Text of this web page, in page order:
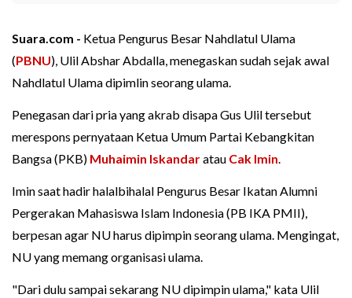
Suara.com - Ketua Pengurus Besar Nahdlatul Ulama
(PBNU), Ulil Abshar Abdalla, menegaskan sudah sejak awal
Nahdlatul Ulama dipimlin seorang ulama.
Penegasan dari pria yang akrab disapa Gus Ulil tersebut
merespons pernyataan Ketua Umum Partai Kebangkitan
Bangsa (PKB) Muhaimin Iskandaratau Cak Imin.
Imin saat hadir halalbihalal Pengurus Besar Ikatan Alumni
Pergerakan Mahasiswa Islam Indonesia (PB IKA PMII),
berpesan agar NU harus dipimpin seorang ulama. Mengingat,
NU yang memang organisasi ulama.
"Dari dulu sampai sekarang NU dipimpin ulama," kata Ulil